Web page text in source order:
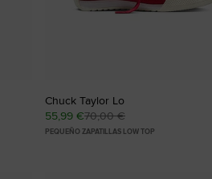
Chuck Taylor Lo
55,99 €70,00 €
PEQUEÑO ZAPATILLAS LOW TOP